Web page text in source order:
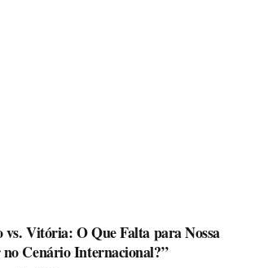
vs. Vitória: O Que Falta para Nossa
Cenário Internacional?”